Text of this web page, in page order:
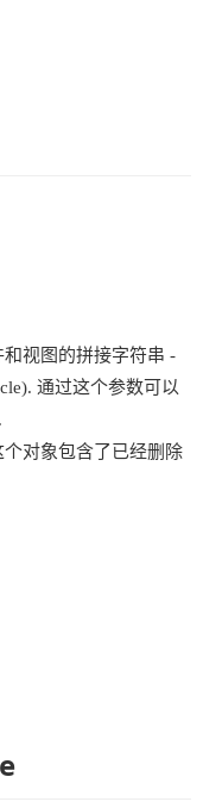
视图的拼接字符串 -
通过这个参数可以
个对象包含了已经删除